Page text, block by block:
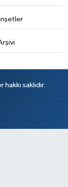
saklıdır.